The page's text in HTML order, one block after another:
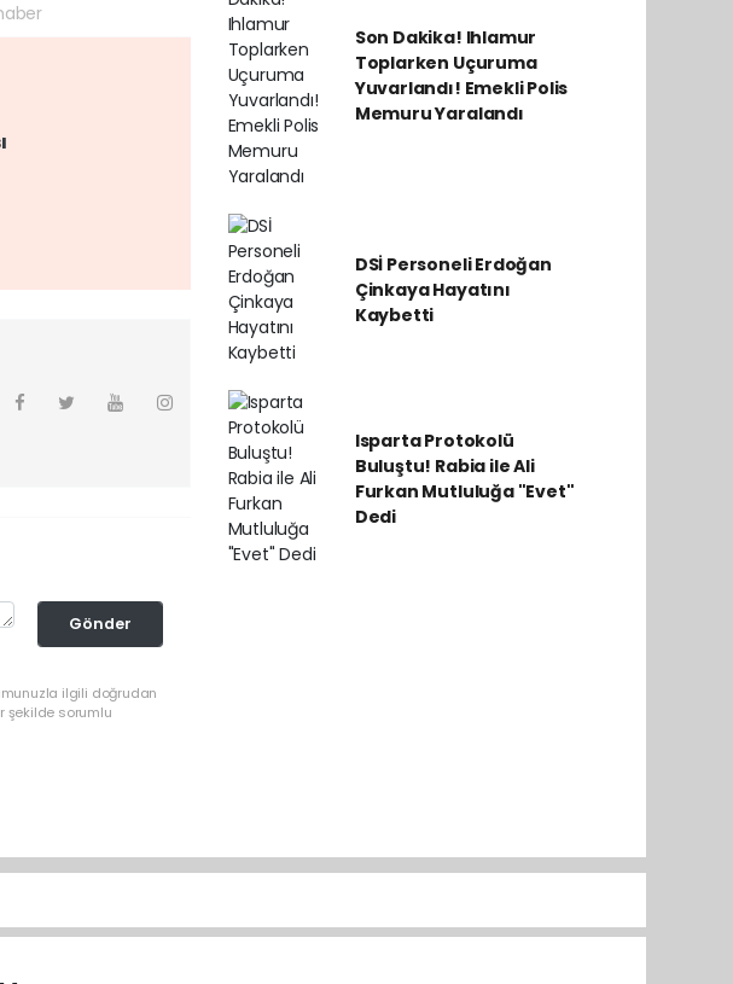
Gönder
ilgili doğrudan
şekilde sorumlu
Son Dakika! Ihlamur
Toplarken Uçuruma
Yuvarlandı! Emekli Polis
Memuru Yaralandı
DSİ Personeli Erdoğan
Çinkaya Hayatını
Kaybetti
Isparta Protokolü
Buluştu! Rabia ile Ali
Furkan Mutluluğa "Evet"
Dedi